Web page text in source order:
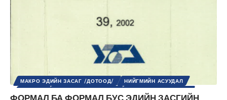
МАКРО ЭДИЙН ЗАСАГ /ДОТООД/
НИЙГМИЙН АСУУДАЛ
ФОРМАЛ БА ФОРМАЛ БУС ЭДИЙН ЗАСГИЙН